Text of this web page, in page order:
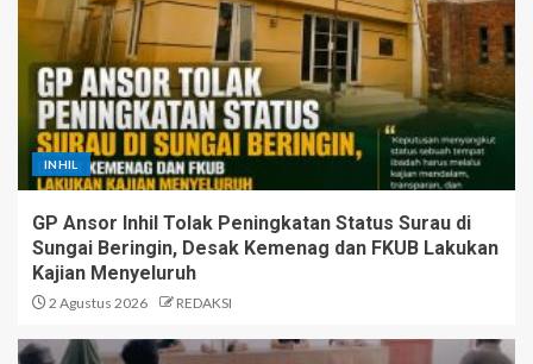
INHIL
GP Ansor Inhil Tolak Peningkatan Status Surau di
Sungai Beringin, Desak Kemenag dan FKUB Lakukan
Kajian Menyeluruh
2 Agustus 2026 REDAKSI